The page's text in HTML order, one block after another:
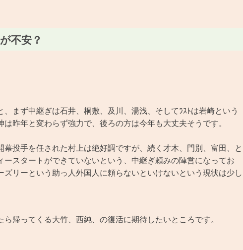
不安？
まず中継ぎは石井、桐敷、及川、湯浅、そしてﾗｽﾄは岩崎という
は昨年と変わらず強力で、後ろの方は今年も大丈夫そうです。
幕投手を任された村上は絶好調ですが、続く才木、門別、富田、と
ースタートができていないという、中継ぎ頼みの陣営になってお
ズリーという助っ人外国人に頼らないといけないという現状は少し
ら帰ってくる大竹、西純、の復活に期待したいところです。